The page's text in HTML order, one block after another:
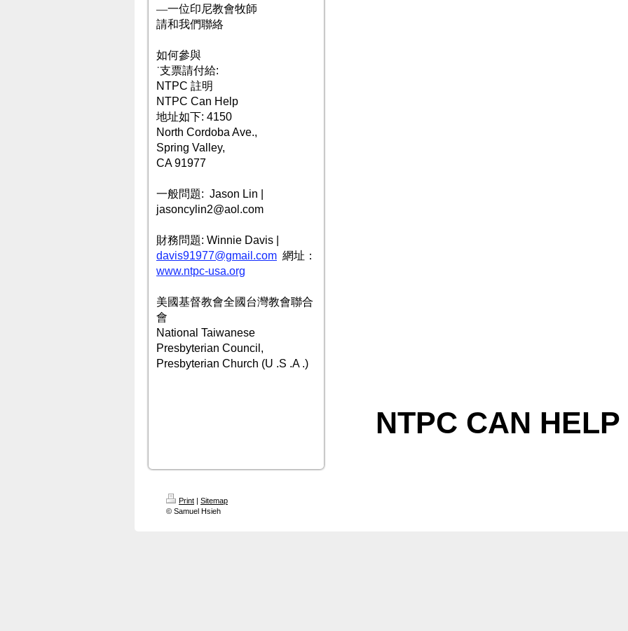
—一位印尼教會牧師
請和我們聯絡
如何參與
˙支票請付給:
NTPC 註明
NTPC Can Help
地址如下: 4150
North Cordoba Ave.,
Spring Valley,
CA 91977
一般問題: Jason Lin |
jasoncylin2@aol.com
財務問題: Winnie Davis |
davis91977@gmail.com 網址：
www.ntpc-usa.org
美國基督教會全國台灣教會聯合
會
National Taiwanese
Presbyterian Council,
Presbyterian Church (U .S .A .)
NTPC CAN HELP
Print | Sitemap
© Samuel Hsieh